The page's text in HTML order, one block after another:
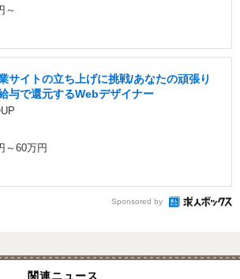
～
サイトの立ち上げに挑戦/あなたの頑張り
与で還元するWebデザイナー
～60万円
Sponsored by
関連ニュース